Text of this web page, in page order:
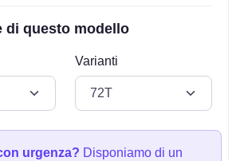
di questo modello
Varianti
urgenza? Disponiamo di un